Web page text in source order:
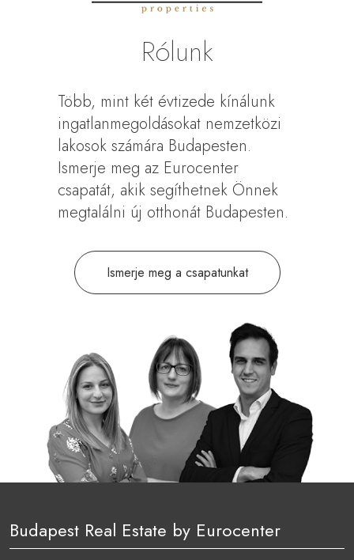
Rólunk
Több, mint két évtizede kínálunk
ingatlanmegoldásokat nemzetközi
lakosok számára Budapesten.
Ismerje meg az Eurocenter
csapatát, akik segíthetnek Önnek
megtalálni új otthonát Budapesten.
Ismerje meg a csapatunkat
Budapest Real Estate by Eurocenter